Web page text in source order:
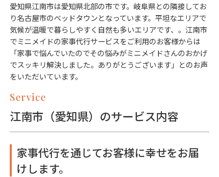
愛知県江南市は愛知県北部の市です。岐阜県との隣接してお
り名古屋市のベッドタウンとなっています。平坦なエリアで
気候が温暖で暮らしやすく自然も多いエリアです、。江南市
でミニメイドの家事代行サービスをご利用のお客様からは
「家事で悩んでいたのでその悩みがミニメイドさんのおかげ
でスッキリ解決しました。ありがとうございます」とのお声
をいただいています。
Service
江南市（愛知県）のサービス内容
家事代行を通じてお客様に幸せをお届
けします。